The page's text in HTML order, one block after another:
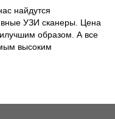
найдутся
УЗИ сканеры. Цена
образом. А все
высоким